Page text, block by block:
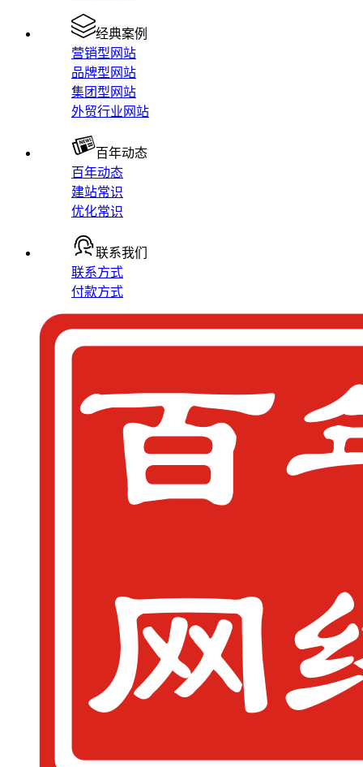
经典案例
营销型网站
品牌型网站
集团型网站
外贸行业网站
百年动态
百年动态
建站常识
优化常识
联系我们
联系方式
付款方式